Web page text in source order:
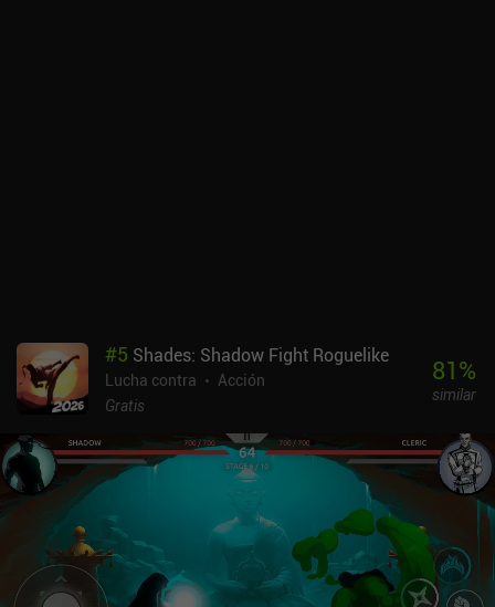
#5 Shades: Shadow Fight Roguelike
Lucha contra
Acción
Gratis
81%
similar